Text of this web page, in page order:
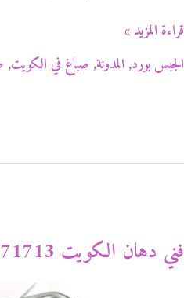
أفضل
صباغ
الكويت
قراءة المزيد »
الجبس بورد, المدونة, صباغ في الكويت,
فني دهان الكويت 94471713